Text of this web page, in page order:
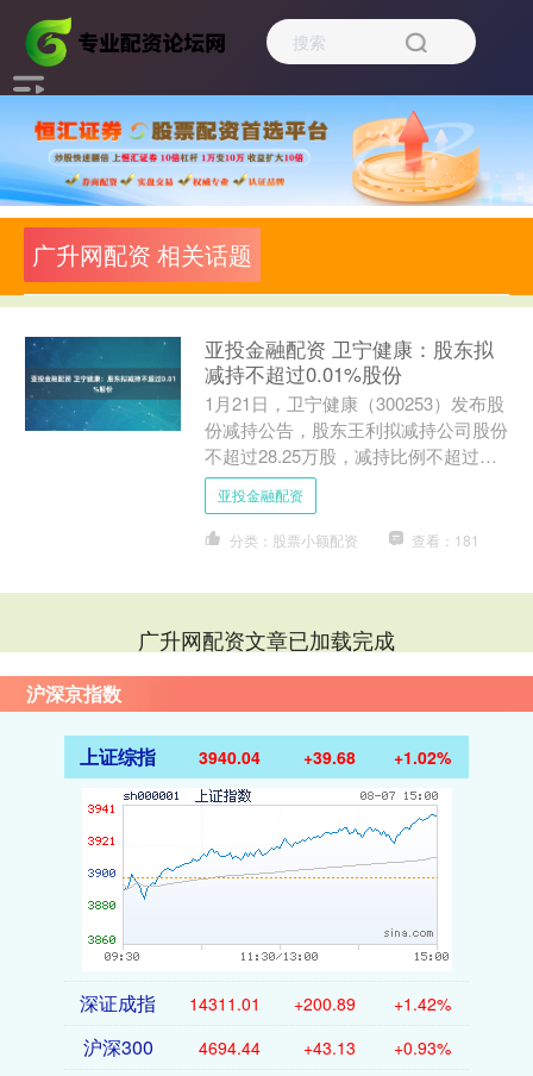
广升网配资 相关话题
亚投金融配资 卫宁健康：股东拟
减持不超过0.01%股份
1月21日，卫宁健康（300253）发布股
份减持公告，股东王利拟减持公司股份
不超过28.25万股，减持比例不超过公
司总股本的0.01%。以下是详细的减持
信息： ....
亚投金融配资
分类：股票小额配资 查看：181
广升网配资文章已加载完成
沪深京指数
上证综指 3940.04 +39.68 +1.02%
深证成指 14311.01 +200.89 +1.42%
沪深300 4694.44 +43.13 +0.93%